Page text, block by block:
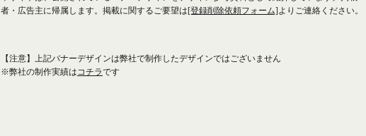
者・広告主に帰属します。掲載に関するご要望は[登録削除依頼フォーム]よりご連絡ください。
【注意】上記バナーデザインは弊社で制作したデザインではございません
※弊社の制作実績はコチラです